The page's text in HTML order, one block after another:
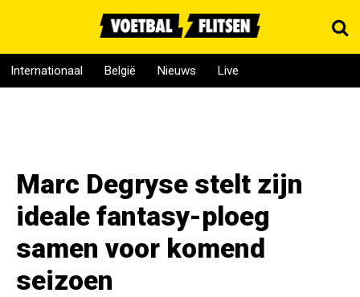
Internationaal België Nieuws Live
Marc Degryse stelt zijn
ideale fantasy-ploeg
samen voor komend
seizoen